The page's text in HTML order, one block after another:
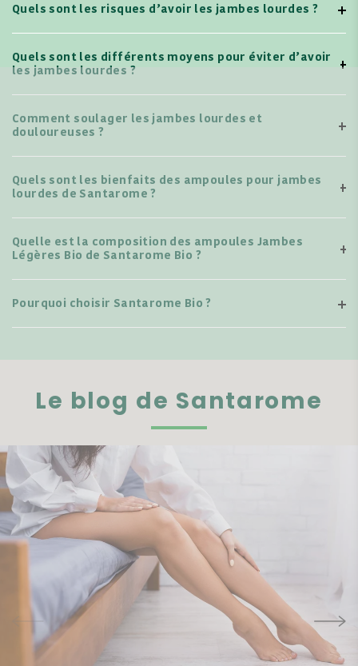
Quels sont les risques d’avoir les jambes lourdes ?
Quels sont les différents moyens pour éviter d’avoir
les jambes lourdes ?
Comment soulager les jambes lourdes et
douloureuses ?
Quels sont les bienfaits des ampoules pour jambes
lourdes de Santarome ?
Quelle est la composition des ampoules Jambes
Légères Bio de Santarome Bio ?
Pourquoi choisir Santarome Bio ?
Le blog de Santarome